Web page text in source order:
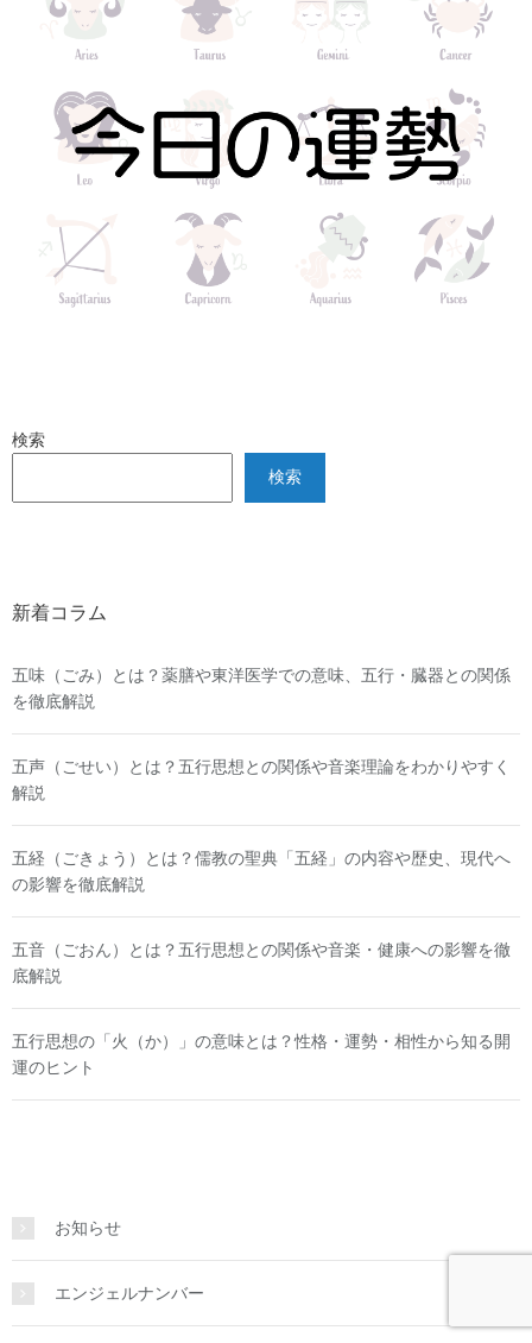
検索
検索
新着コラム
五味（ごみ）とは？薬膳や東洋医学での意味、五行・臓器との関係
を徹底解説
五声（ごせい）とは？五行思想との関係や音楽理論をわかりやすく
解説
五経（ごきょう）とは？儒教の聖典「五経」の内容や歴史、現代へ
の影響を徹底解説
五音（ごおん）とは？五行思想との関係や音楽・健康への影響を徹
底解説
五行思想の「火（か）」の意味とは？性格・運勢・相性から知る開
運のヒント
お知らせ
エンジェルナンバー